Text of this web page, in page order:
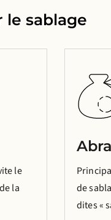
le sablage
le
la
de
dites «